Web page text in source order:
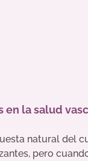
en la salud
natural del
pero